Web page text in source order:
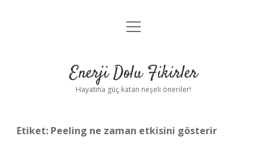
Anasayfa
Yasal Uyarı
menüyü
Enerji Dolu Fikirler
Hayatına güç katan neşeli öneriler!
Etiket: Peeling ne zaman etkisini gösterir